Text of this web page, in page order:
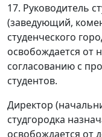
17. Руководитель
(заведующий,
студенческого
освобождается от
согласованию с
студентов.
Директор
студгородка
освобождается от